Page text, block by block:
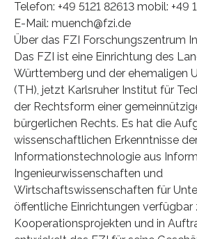
Telefon: +49 5121 82613 mobil: +49
E-Mail: muench@fzi.de
Über das FZI Forschungszentrum
Das FZI ist eine Einrichtung des
Württemberg und der ehemaligen
(TH), jetzt Karlsruher Institut für
der Rechtsform einer
bürgerlichen Rechts. Es hat die
wissenschaftlichen Erkenntnisse
Informationstechnologie aus
Ingenieurwissenschaften und
Wirtschaftswissenschaften für
öffentliche Einrichtungen verfügbar
Kooperationsprojekten und in